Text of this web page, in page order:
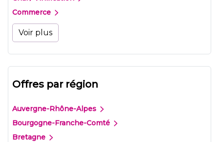
Commerce
Voir plus
Offres par région
Auvergne-Rhône-Alpes
Bourgogne-Franche-Comté
Bretagne